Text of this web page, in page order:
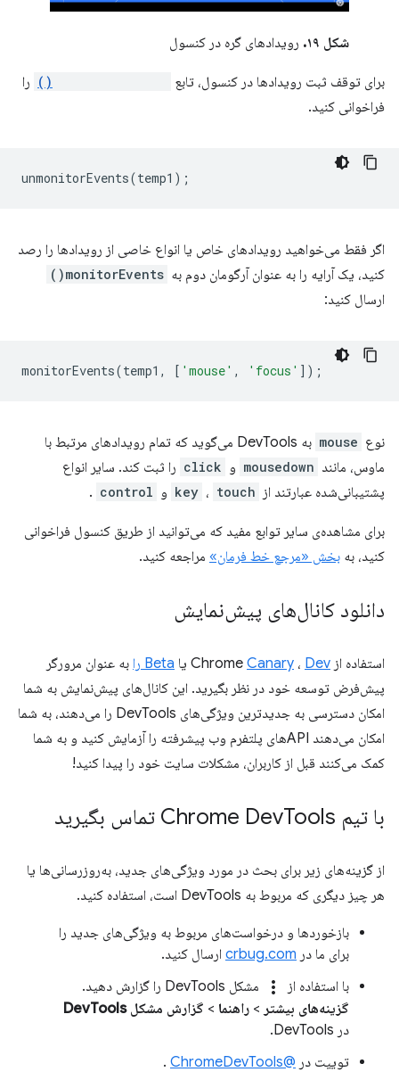
شکل ۱۹. رویدادهای گره در کنسول
برای توقف ثبت رویدادها در کنسول، تابع
را
فراخوانی کنید.
unmonitorEvents(temp1 );
اگر فقط می‌خواهید رویدادهای خاص یا انواع خاصی از رویدادها را رصد
کنید، یک آرایه را به عنوان آرگومان دوم به monitorEvents()
ارسال کنید:
monitorEvents(temp1 , [ 'mouse' , 'focus' ]);
نوع mouse
به DevTools می‌گوید که تمام رویدادهای مرتبط با
ماوس، مانند mousedown و click را ثبت کند. سایر انواع
پشتیبانی‌شده عبارتند از
key ، touch و control
.
برای مشاهده‌ی سایر توابع مفید که می‌توانید از طریق کنسول فراخوانی
کنید، به بخش «مرجع خط فرمان» مراجعه کنید.
دانلود کانال‌های پیش‌نمایش
استفاده از Chrome Canary ، Dev یا Beta را
به عنوان مرورگر
پیش‌فرض توسعه خود در نظر بگیرید. این کانال‌های پیش‌نمایش به شما
امکان دسترسی به جدیدترین ویژگی‌های DevTools را می‌دهند، به شما
امکان می‌دهند APIهای پلتفرم وب پیشرفته را آزمایش کنید و به شما
کمک می‌کنند قبل از کاربران، مشکلات سایت خود را پیدا کنید!
با تیم Chrome Dev Tools تماس بگیرید
از گزینه‌های زیر برای بحث در مورد ویژگی‌های جدید، به‌روزرسانی‌ها یا
هر چیز دیگری که مربوط به DevTools است، استفاده کنید.
بازخوردها و درخواست‌های مربوط به ویژگی‌های جدید را
برای ما در crbug.com ارسال کنید.
با استفاده از
more_vert
مشکل DevTools را گزارش دهید.
گزینه‌های بیشتر > راهنما > گزارش مشکل DevTools
در DevTools.
توییت در @ChromeDevTools
.